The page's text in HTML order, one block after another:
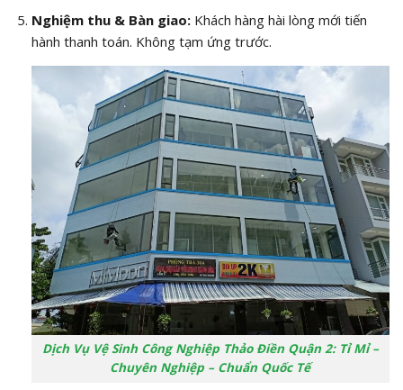
Nghiệm thu & Bàn giao:Khách hàng hài lòng mới tiến
hành thanh toán. Không tạm ứng trước.
Dịch Vụ Vệ Sinh Công Nghiệp Thảo Điền Quận 2: Tỉ Mỉ –
Chuyên Nghiệp – Chuẩn Quốc Tế